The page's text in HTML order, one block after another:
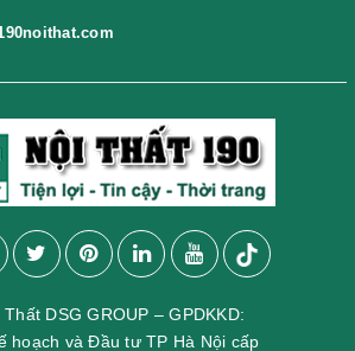
DSG GROUP – GPDKKD:
hoạch và Đầu tư TP Hà Nội cấp